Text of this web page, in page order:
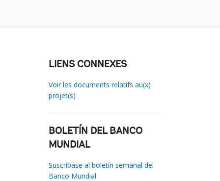
LIENS CONNEXES
Voir les documents relatifs au(x)
projet(s)
BOLETÍN DEL BANCO
MUNDIAL
Suscríbase al boletín semanal del
Banco Mundial